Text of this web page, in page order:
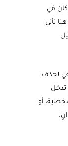
في
تأتي
لحذف
تدخل
أو